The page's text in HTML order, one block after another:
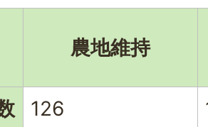
農地維持
126